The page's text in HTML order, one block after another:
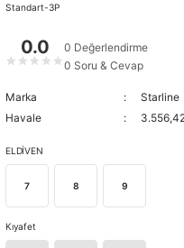
Standart-3P
0.0
★ ★ ★ ★ ★
0 Değerlendirme
0 Soru & Cevap
Marka
Starline
Havale
ELDİVEN
7 8 9
Kıyafet